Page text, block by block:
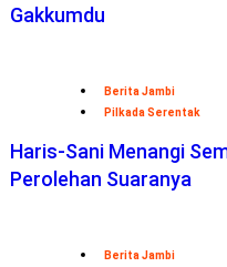
Gakkumdu
Berita Jambi
Pilkada Serentak
Haris-Sani Menangi
Perolehan Suaranya
Berita Jambi